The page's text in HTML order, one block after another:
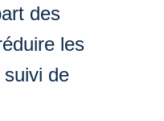
des
les
de